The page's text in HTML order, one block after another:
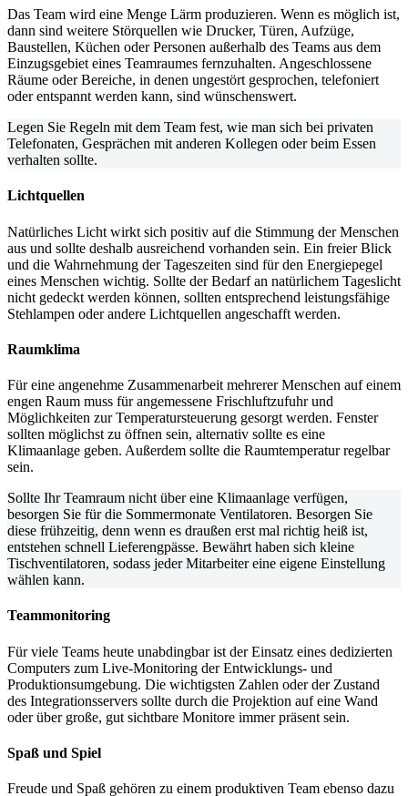
Das Team wird eine Menge Lärm produzieren. Wenn es möglich ist,
dann sind weitere Störquellen wie Drucker, Türen, Aufzüge,
Baustellen, Küchen oder Personen außerhalb des Teams aus dem
Einzugsgebiet eines Teamraumes fernzuhalten. Angeschlossene
Räume oder Bereiche, in denen ungestört gesprochen, telefoniert
oder entspannt werden kann, sind wünschenswert.
Legen Sie Regeln mit dem Team fest, wie man sich bei privaten
Telefonaten, Gesprächen mit anderen Kollegen oder beim Essen
verhalten sollte.
Lichtquellen
Natürliches Licht wirkt sich positiv auf die Stimmung der Menschen
aus und sollte deshalb ausreichend vorhanden sein. Ein freier Blick
und die Wahrnehmung der Tageszeiten sind für den Energiepegel
eines Menschen wichtig. Sollte der Bedarf an natürlichem Tageslicht
nicht gedeckt werden können, sollten entsprechend leistungsfähige
Stehlampen oder andere Lichtquellen angeschafft werden.
Raumklima
Für eine angenehme Zusammenarbeit mehrerer Menschen auf einem
engen Raum muss für angemessene Frischluftzufuhr und
Möglichkeiten zur Temperatursteuerung gesorgt werden. Fenster
sollten möglichst zu öffnen sein, alternativ sollte es eine
Klimaanlage geben. Außerdem sollte die Raumtemperatur regelbar
sein.
Sollte Ihr Teamraum nicht über eine Klimaanlage verfügen,
besorgen Sie für die Sommermonate Ventilatoren. Besorgen Sie
diese frühzeitig, denn wenn es draußen erst mal richtig heiß ist,
entstehen schnell Lieferengpässe. Bewährt haben sich kleine
Tischventilatoren, sodass jeder Mitarbeiter eine eigene Einstellung
wählen kann.
Teammonitoring
Für viele Teams heute unabdingbar ist der Einsatz eines dedizierten
Computers zum Live-Monitoring der Entwicklungs- und
Produktionsumgebung. Die wichtigsten Zahlen oder der Zustand
des Integrationsservers sollte durch die Projektion auf eine Wand
oder über große, gut sichtbare Monitore immer präsent sein.
Spaß und Spiel
Freude und Spaß gehören zu einem produktiven Team ebenso dazu